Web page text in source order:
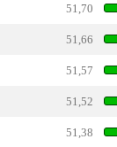
51,70
51,66
51,57
51,52
51,38